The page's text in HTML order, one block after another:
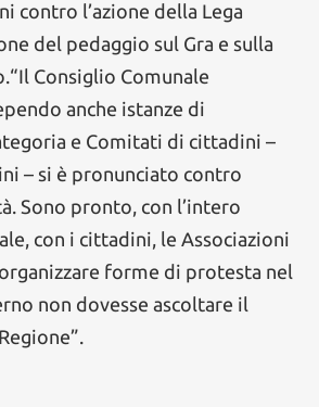
contro l’azione della Lega
del pedaggio sul Gra e sulla
Consiglio Comunale
anche istanze di
e Comitati di cittadini –
– si è pronunciato contro
Sono pronto, con l’intero
con i cittadini, le Associazioni
forme di protesta nel
non dovesse ascoltare il